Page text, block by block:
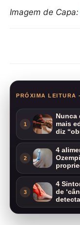
Imagem de Capa:
PRÓXIMA LEITURA
1
Nunca
mais
diz
2
4
3
4
de